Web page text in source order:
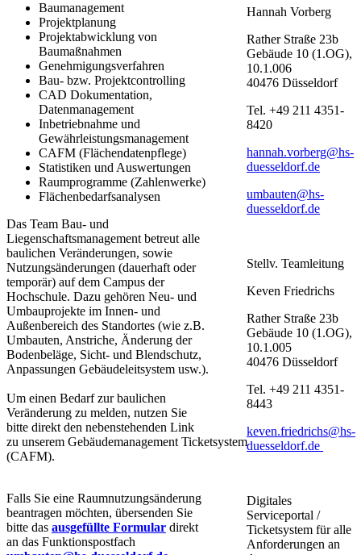
Baumanagement
Projektplanung
Projektabwicklung von
Baumaßnahmen
Genehmigungsverfahren
Bau- bzw. Projektcontrolling
CAD Dokumentation,
Datenmanagement
Inbetriebnahme und
Gewährleistungsmanagement
CAFM (Flächendatenpflege)
Statistiken und Auswertungen
Raumprogramme (Zahlenwerke)
Flächenbedarfsanalysen
Das Team Bau- und
Liegenschaftsmanagement betreut alle
baulichen Veränderungen, sowie
Nutzungsänderungen (dauerhaft oder
temporär) auf dem Campus der
Hochschule. Dazu gehören Neu- und
Umbauprojekte im Innen- und
Außenbereich des Standortes (wie z.B.
Umbauten, Anstriche, Änderung der
Bodenbeläge, Sicht- und Blendschutz,
Anpassungen Gebäudeleitsystem usw.).
Um einen Bedarf zur baulichen
Veränderung zu melden, nutzen Sie
bitte direkt den nebenstehenden Link
zu unserem Gebäudemanagement Ticketsystem
(CAFM).
​Falls Sie eine Raumnutzungsänderung
beantragen möchten, übersenden Sie
bitte das ausgefüllte Formular direkt
an das Funktionspostfach
Hannah Vorberg
Rather Straße 23b
Gebäude 10 (1.OG),
10.1.006
40476 Düsseldorf
Tel. +49 211 4351-
8420
hannah.vorberg@hs-
duesseldorf.de
umbauten@hs-
duesseldorf.de
Stellv. Team​leitung​​
Keven Friedrichs
Rather Straße 23b
Gebäude 10 (1.OG),
10.1.005
40476 Düsseldorf
Tel. +49 211 4351-
8443
keven.friedrichs@hs-
duesseldorf.de ​
Digitales
Serviceportal /
Ticketsystem für alle
Anforderungen an